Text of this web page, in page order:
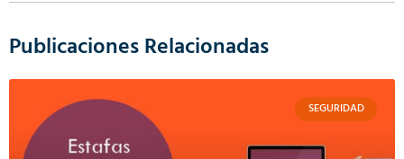
Publicaciones Relacionadas
SEGURIDAD